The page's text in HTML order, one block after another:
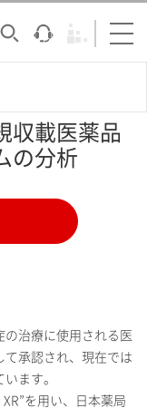
収載医薬品
の分析
の治療に使用される医
て承認され、現在では
ます。
を用い、日本薬局